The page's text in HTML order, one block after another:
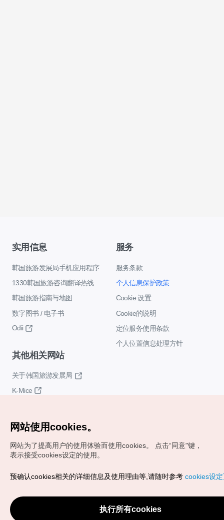
实用信息
韩国旅游发展局手机应用程序
1330韩国旅游咨询翻译热线
韩国旅游指南与地图
数字图书 / 电子书
Odii
服务
服务条款
个人信息保护政策
Cookie 设置
Cookie的说明
定位服务使用条款
个人位置信息处理方针
其他相关网站
关于韩国旅游发展局
K-Mice
Copyrights (c) 韩国旅游发展局版权所有
VISITKOREA官方邮箱
chnsim@knto.or.kr
网站使用cookies。
网站为了提高用户的使用体验而使用cookies。
点击“同意"键，
表示接受cookies设定的使用。
预确认cookies相关的详细信息及使用理由等,请随时参考 cookies设
执行所有cookies